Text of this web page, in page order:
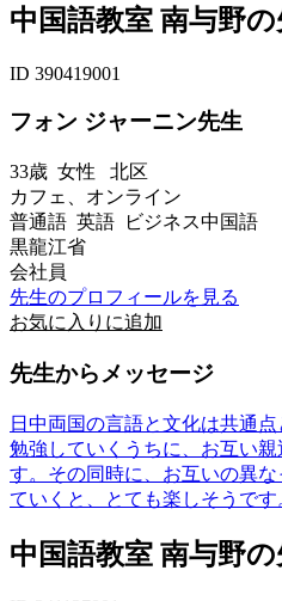
中国語教室 南与野
ID 390419001
フォン ジャーニン先生
33歳 女性 北区
カフェ、オンライン
普通語 英語 ビジネス中国語
黒龍江省
会社員
先生のプロフィールを見る
お気に入りに追加
先生からメッセージ
日中両国の言語と文化は共通
勉強していくうちに、お互い
す。その同時に、お互いの異
ていくと、とても楽しそうで
中国語教室 南与野